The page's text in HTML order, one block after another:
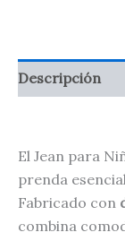
Descripción
El Jean para
prenda
Fabricado con
combina